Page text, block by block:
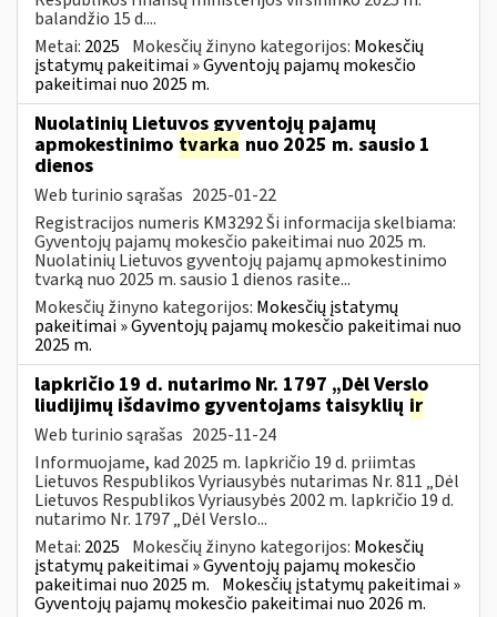
balandžio 15 d....
Metai: 2025 Mokesčių žinyno kategorijos: Mokesčių
įstatymų pakeitimai » Gyventojų pajamų mokesčio
pakeitimai nuo 2025 m.
Nuolatinių Lietuvos gyventojų pajamų
apmokestinimo tvarka nuo 2025 m. sausio 1
dienos
Web turinio sąrašas 2025-01-22
Registracijos numeris KM3292 Ši informacija skelbiama:
Gyventojų pajamų mokesčio pakeitimai nuo 2025 m.
Nuolatinių Lietuvos gyventojų pajamų apmokestinimo
tvarką nuo 2025 m. sausio 1 dienos rasite...
Mokesčių žinyno kategorijos: Mokesčių įstatymų
pakeitimai » Gyventojų pajamų mokesčio pakeitimai nuo
2025 m.
lapkričio 19 d. nutarimo Nr. 1797 „Dėl Verslo
liudijimų išdavimo gyventojams taisyklių ir
Web turinio sąrašas 2025-11-24
Informuojame, kad 2025 m. lapkričio 19 d. priimtas
Lietuvos Respublikos Vyriausybės nutarimas Nr. 811 „Dėl
Lietuvos Respublikos Vyriausybės 2002 m. lapkričio 19 d.
nutarimo Nr. 1797 „Dėl Verslo...
Metai: 2025 Mokesčių žinyno kategorijos: Mokesčių
įstatymų pakeitimai » Gyventojų pajamų mokesčio
pakeitimai nuo 2025 m. Mokesčių įstatymų pakeitimai »
Gyventojų pajamų mokesčio pakeitimai nuo 2026 m.